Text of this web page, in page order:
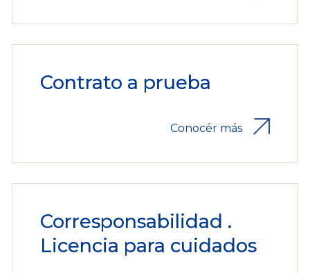
Contrato a prueba
Conocér más
Corresponsabilidad .
Licencia para cuidados